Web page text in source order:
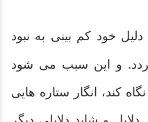
خود کم بینی به نبود
و این سبب می شود
کند، انگار ستاره هایی